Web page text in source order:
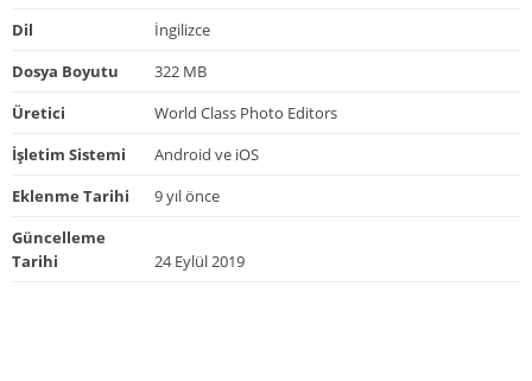
Dil
İngilizce
Dosya Boyutu
322 MB
Üretici
World Class Photo Editors
İşletim Sistemi
Android ve iOS
Eklenme Tarihi
9 yıl önce
Güncelleme
Tarihi
24 Eylül 2019